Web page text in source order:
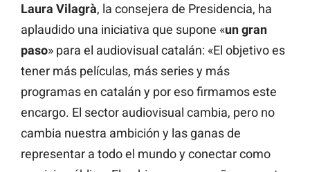
Laura Vilagrà, la consejera de Presidencia, ha
aplaudido una iniciativa que supone «un gran
paso» para el audiovisual catalán: «El objetivo es
tener más películas, más series y más
programas en catalán y por eso firmamos este
encargo. El sector audiovisual cambia, pero no
cambia nuestra ambición y las ganas de
representar a todo el mundo y conectar como